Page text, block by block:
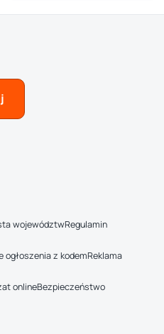
województwRegulamin
ogłoszenia z kodemReklama
onlineBezpieczeństwo